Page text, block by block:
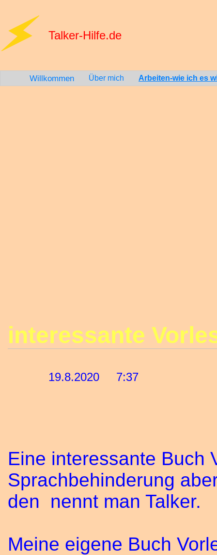
Talker-Hilfe.de
Willkommen Über mich Arbeiten-wie ich es
interessante
19.8.2020 7:37
Eine interessante Buch
Sprachbehinderung
den nennt man Talker.
Meine eigene Buch